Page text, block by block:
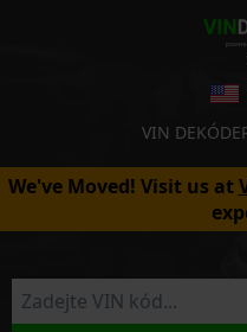
VIN
We've Moved! Visit us at